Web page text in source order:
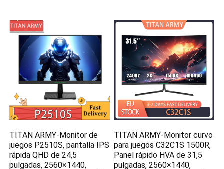
TITAN ARMY-Monitor de
juegos P2510S, pantalla IPS
rápida QHD de 24,5
pulgadas, 2560×1440,
TITAN ARMY-Monitor curvo
para juegos C32C1S 1500R,
Panel rápido HVA de 31,5
pulgadas, 2560×1440,